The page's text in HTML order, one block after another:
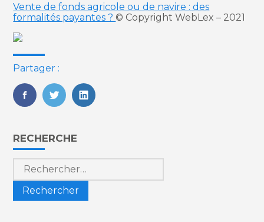
Vente de fonds agricole ou de navire : des
formalités payantes ? © Copyright WebLex – 2021
Partager :
FaceBook
TwitterLinkedIn
Blog
sidebar
RECHERCHE
Rechercher :